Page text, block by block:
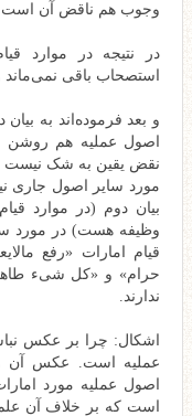
وجوب هم ناقض آن است
در نتیجه در موارد
استصحاب باقی
و بعد فرموده‌اند به
اصول عملیه هم روشن
نقض یقین به شک نیست
مورد سایر اصول
بیان دوم (در موارد
وظیفه هست) در مورد
قیام امارات «رفع
حرام» و «کل شیء
ندارند.
اشکال: چرا بر عکس
عملیه است. عکس آن
اصول عملیه مورد
است که بر خلاف آن